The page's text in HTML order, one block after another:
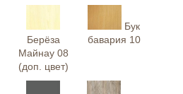
Берёза
Майнау 08
(доп. цвет)
Бук
бавария 10